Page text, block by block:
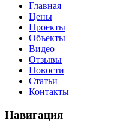
Главная
Цены
Проекты
Объекты
Видео
Отзывы
Новости
Статьи
Контакты
Навигация